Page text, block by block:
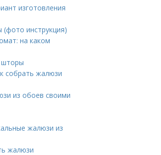
изготовления
инструкция)
на каком
шторы
собрать жалюзи
из обоев своими
жалюзи из
жалюзи